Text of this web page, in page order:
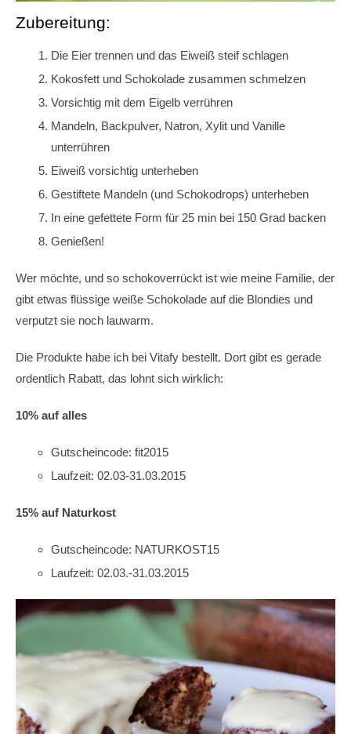
Zubereitung:
Die Eier trennen und das Eiweiß steif schlagen
Kokosfett und Schokolade zusammen schmelzen
Vorsichtig mit dem Eigelb verrühren
Mandeln, Backpulver, Natron, Xylit und Vanille
unterrühren
Eiweiß vorsichtig unterheben
Gestiftete Mandeln (und Schokodrops) unterheben
In eine gefettete Form für 25 min bei 150 Grad backen
Genießen!
Wer möchte, und so schokoverrückt ist wie meine Familie, der
gibt etwas flüssige weiße Schokolade auf die Blondies und
verputzt sie noch lauwarm.
Die Produkte habe ich bei Vitafy bestellt. Dort gibt es gerade
ordentlich Rabatt, das lohnt sich wirklich:
10% auf alles
Gutscheincode: fit2015
Laufzeit: 02.03-31.03.2015
15% auf Naturkost
Gutscheincode: NATURKOST15
Laufzeit: 02.03.-31.03.2015